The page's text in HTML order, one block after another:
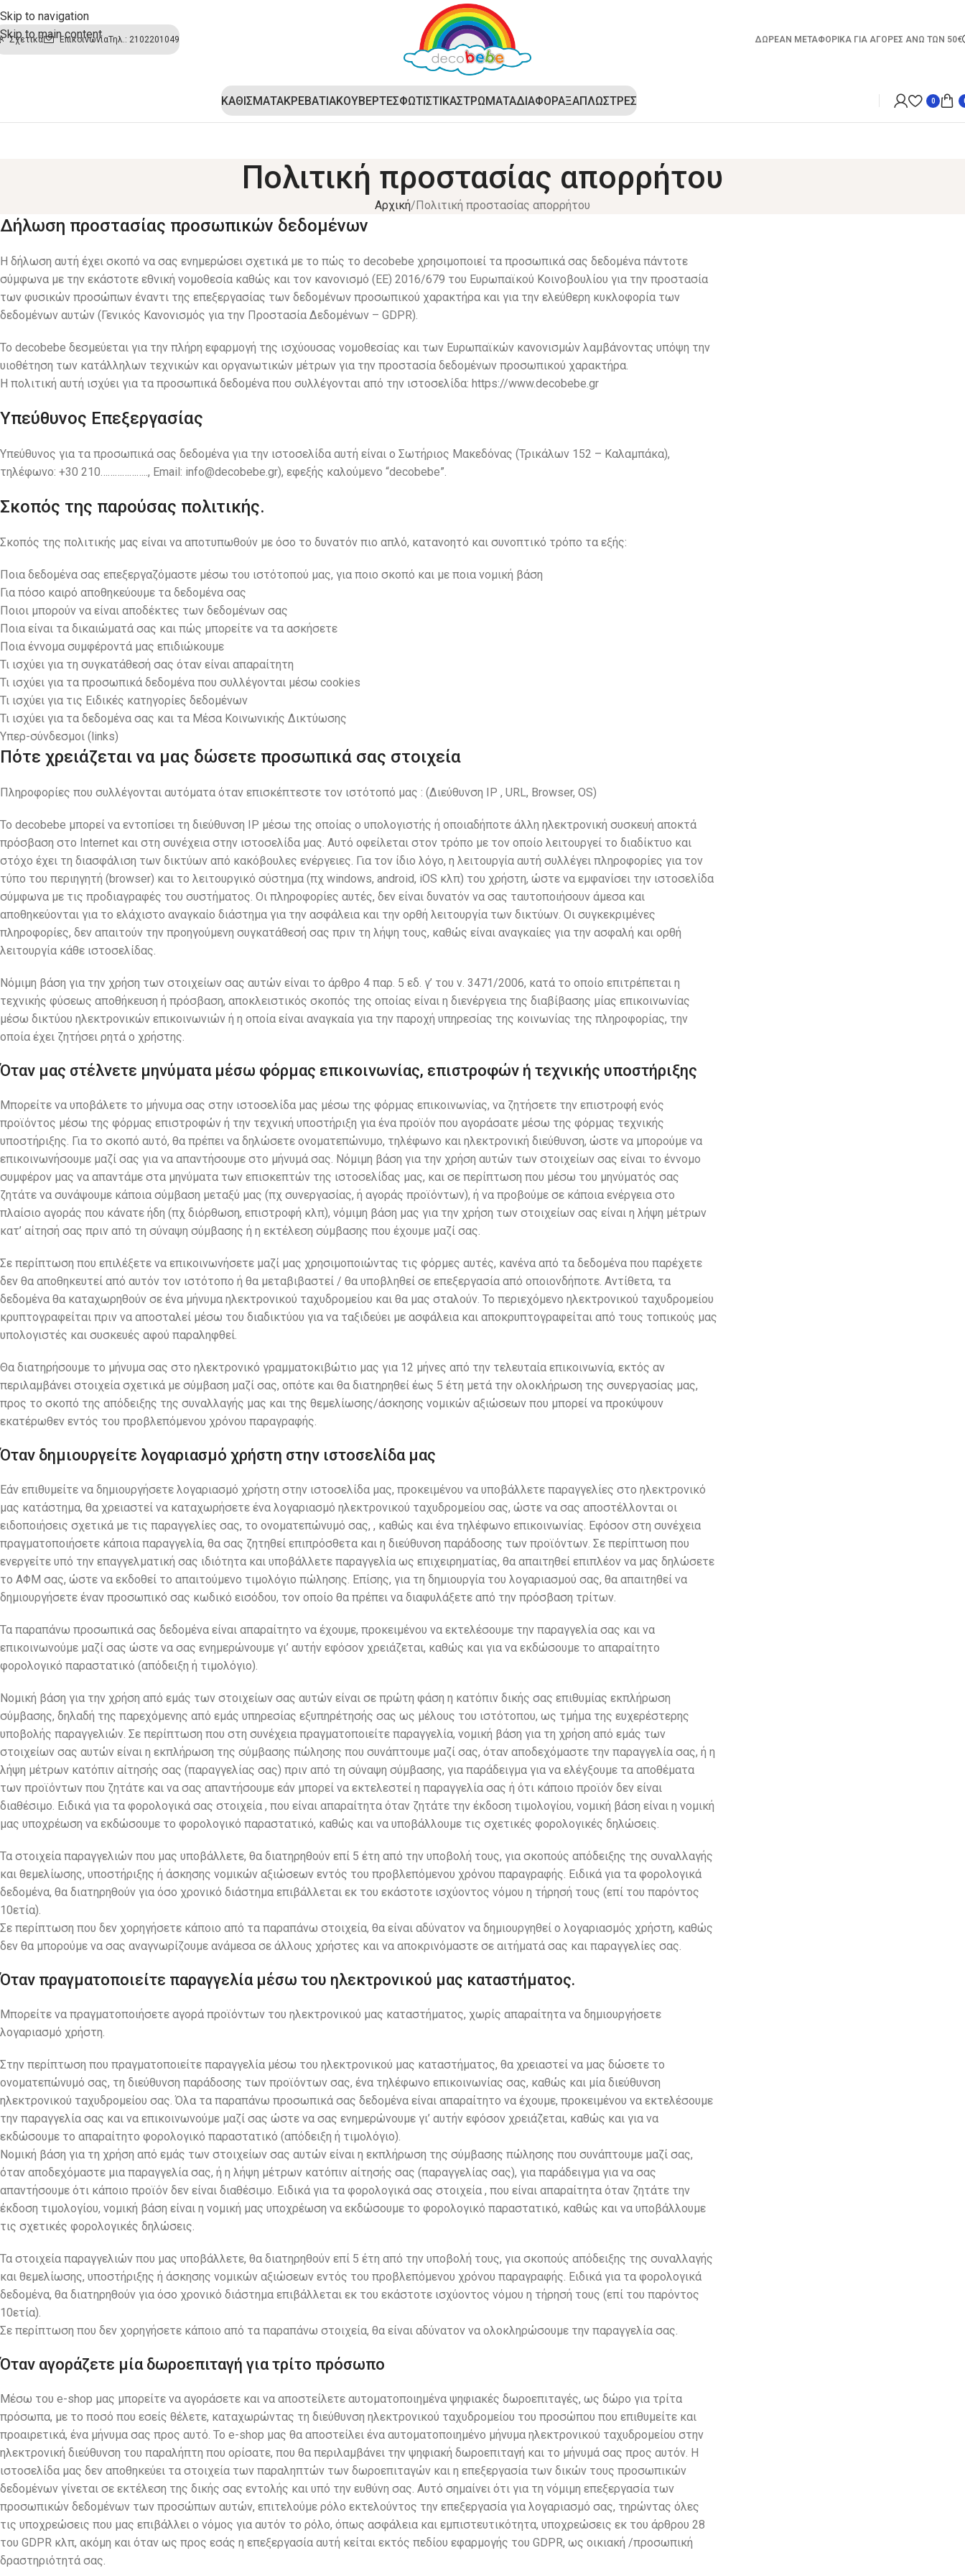
Skip to navigation
Skip to main content
Σχετικά ΕπικοινωνίαΤηλ.: 2102201049 ΔΩΡΕΑΝ ΜΕΤΑΦΟΡΙΚΑ ΓΙΑ ΑΓΟΡΕΣ ΑΝΩ ΤΩΝ 50€
ΚΑΘΙΣΜΑΤΑΚΡΕΒΑΤΙΑΚΟΥΒΕΡΤΕΣΦΩΤΙΣΤΙΚΑΣΤΡΩΜΑΤΑΔΙΑΦΟΡΑΞΑΠΛΩΣΤΡΕΣ 0
Πολιτική προστασίας απορρήτου
Αρχική Πολιτική προστασίας απορρήτου
Δήλωση προστασίας προσωπικών δεδομένων
Η δήλωση αυτή έχει σκοπό να σας ενημερώσει σχετικά με το πώς το decobebe χρησιμοποιεί τα προσωπικά σας δεδομένα πάντοτε
σύμφωνα με την εκάστοτε εθνική νομοθεσία καθώς και τον κανονισμό (ΕΕ) 2016/679 του Ευρωπαϊκού Κοινοβουλίου για την προστασία
των φυσικών προσώπων έναντι της επεξεργασίας των δεδομένων προσωπικού χαρακτήρα και για την ελεύθερη κυκλοφορία των
δεδομένων αυτών (Γενικός Κανονισμός για την Προστασία Δεδομένων – GDPR).
Το decobebe δεσμεύεται για την πλήρη εφαρμογή της ισχύουσας νομοθεσίας και των Ευρωπαϊκών κανονισμών λαμβάνοντας υπόψη την
υιοθέτηση των κατάλληλων τεχνικών και οργανωτικών μέτρων για την προστασία δεδομένων προσωπικού χαρακτήρα.
Η πολιτική αυτή ισχύει για τα προσωπικά δεδομένα που συλλέγονται από την ιστοσελίδα: https://www.decobebe.gr
Υπεύθυνος Επεξεργασίας
Υπεύθυνος για τα προσωπικά σας δεδομένα για την ιστοσελίδα αυτή είναι ο Σωτήριος Μακεδόνας (Τρικάλων 152 – Καλαμπάκα),
τηλέφωνο: +30 210……………….., Email: info@decobebe.gr), εφεξής καλούμενο “decobebe”.
Σκοπός της παρούσας πολιτικής.
Σκοπός της πολιτικής μας είναι να αποτυπωθούν με όσο το δυνατόν πιο απλό, κατανοητό και συνοπτικό τρόπο τα εξής:
Ποια δεδομένα σας επεξεργαζόμαστε μέσω του ιστότοπού μας, για ποιο σκοπό και με ποια νομική βάση
Για πόσο καιρό αποθηκεύουμε τα δεδομένα σας
Ποιοι μπορούν να είναι αποδέκτες των δεδομένων σας
Ποια είναι τα δικαιώματά σας και πώς μπορείτε να τα ασκήσετε
Ποια έννομα συμφέροντά μας επιδιώκουμε
Τι ισχύει για τη συγκατάθεσή σας όταν είναι απαραίτητη
Τι ισχύει για τα προσωπικά δεδομένα που συλλέγονται μέσω cookies
Τι ισχύει για τις Ειδικές κατηγορίες δεδομένων
Τι ισχύει για τα δεδομένα σας και τα Μέσα Κοινωνικής Δικτύωσης
Υπερ-σύνδεσμοι (links)
Πότε χρειάζεται να μας δώσετε προσωπικά σας στοιχεία
Πληροφορίες που συλλέγονται αυτόματα όταν επισκέπτεστε τον ιστότοπό μας : (Διεύθυνση IP , URL, Browser, OS)
Το decobebe μπορεί να εντοπίσει τη διεύθυνση IP μέσω της οποίας ο υπολογιστής ή οποιαδήποτε άλλη ηλεκτρονική συσκευή αποκτά
πρόσβαση στο Internet και στη συνέχεια στην ιστοσελίδα μας. Αυτό οφείλεται στον τρόπο με τον οποίο λειτουργεί το διαδίκτυο και
στόχο έχει τη διασφάλιση των δικτύων από κακόβουλες ενέργειες. Για τον ίδιο λόγο, η λειτουργία αυτή συλλέγει πληροφορίες για τον
τύπο του περιηγητή (browser) και το λειτουργικό σύστημα (πχ windows, android, iOS κλπ) του χρήστη, ώστε να εμφανίσει την ιστοσελίδα
σύμφωνα με τις προδιαγραφές του συστήματος. Οι πληροφορίες αυτές, δεν είναι δυνατόν να σας ταυτοποιήσουν άμεσα και
αποθηκεύονται για το ελάχιστο αναγκαίο διάστημα για την ασφάλεια και την ορθή λειτουργία των δικτύων. Οι συγκεκριμένες
πληροφορίες, δεν απαιτούν την προηγούμενη συγκατάθεσή σας πριν τη λήψη τους, καθώς είναι αναγκαίες για την ασφαλή και ορθή
λειτουργία κάθε ιστοσελίδας.
Νόμιμη βάση για την χρήση των στοιχείων σας αυτών είναι το άρθρο 4 παρ. 5 εδ. γ’ του ν. 3471/2006, κατά το οποίο επιτρέπεται η
τεχνικής φύσεως αποθήκευση ή πρόσβαση, αποκλειστικός σκοπός της οποίας είναι η διενέργεια της διαβίβασης µίας επικοινωνίας
µέσω δικτύου ηλεκτρονικών επικοινωνιών ή η οποία είναι αναγκαία για την παροχή υπηρεσίας της κοινωνίας της πληροφορίας, την
οποία έχει ζητήσει ρητά ο χρήστης.
Όταν μας στέλνετε μηνύματα μέσω φόρμας επικοινωνίας, επιστροφών ή τεχνικής υποστήριξης
Μπορείτε να υποβάλετε το μήνυμα σας στην ιστοσελίδα μας μέσω της φόρμας επικοινωνίας, να ζητήσετε την επιστροφή ενός
προϊόντος μέσω της φόρμας επιστροφών ή την τεχνική υποστήριξη για ένα προϊόν που αγοράσατε μέσω της φόρμας τεχνικής
υποστήριξης. Για το σκοπό αυτό, θα πρέπει να δηλώσετε ονοματεπώνυμο, τηλέφωνο και ηλεκτρονική διεύθυνση, ώστε να μπορούμε να
επικοινωνήσουμε μαζί σας για να απαντήσουμε στο μήνυμά σας. Νόμιμη βάση για την χρήση αυτών των στοιχείων σας είναι το έννομο
συμφέρον μας να απαντάμε στα μηνύματα των επισκεπτών της ιστοσελίδας μας, και σε περίπτωση που μέσω του μηνύματός σας
ζητάτε να συνάψουμε κάποια σύμβαση μεταξύ μας (πχ συνεργασίας, ή αγοράς προϊόντων), ή να προβούμε σε κάποια ενέργεια στο
πλαίσιο αγοράς που κάνατε ήδη (πχ διόρθωση, επιστροφή κλπ), νόμιμη βάση μας για την χρήση των στοιχείων σας είναι η λήψη μέτρων
κατ’ αίτησή σας πριν από τη σύναψη σύμβασης ή η εκτέλεση σύμβασης που έχουμε μαζί σας.
Σε περίπτωση που επιλέξετε να επικοινωνήσετε μαζί μας χρησιμοποιώντας τις φόρμες αυτές, κανένα από τα δεδομένα που παρέχετε
δεν θα αποθηκευτεί από αυτόν τον ιστότοπο ή θα μεταβιβαστεί / θα υποβληθεί σε επεξεργασία από οποιονδήποτε. Αντίθετα, τα
δεδομένα θα καταχωρηθούν σε ένα μήνυμα ηλεκτρονικού ταχυδρομείου και θα μας σταλούν. Το περιεχόμενο ηλεκτρονικού ταχυδρομείου
κρυπτογραφείται πριν να αποσταλεί μέσω του διαδικτύου για να ταξιδεύει με ασφάλεια και αποκρυπτογραφείται από τους τοπικούς μας
υπολογιστές και συσκευές αφού παραληφθεί.
Θα διατηρήσουμε το μήνυμα σας στο ηλεκτρονικό γραμματοκιβώτιο μας για 12 μήνες από την τελευταία επικοινωνία, εκτός αν
περιλαμβάνει στοιχεία σχετικά με σύμβαση μαζί σας, οπότε και θα διατηρηθεί έως 5 έτη μετά την ολοκλήρωση της συνεργασίας μας,
προς το σκοπό της απόδειξης της συναλλαγής μας και της θεμελίωσης/άσκησης νομικών αξιώσεων που μπορεί να προκύψουν
εκατέρωθεν εντός του προβλεπόμενου χρόνου παραγραφής.
Όταν δημιουργείτε λογαριασμό χρήστη στην ιστοσελίδα μας
Εάν επιθυμείτε να δημιουργήσετε λογαριασμό χρήστη στην ιστοσελίδα μας, προκειμένου να υποβάλλετε παραγγελίες στο ηλεκτρονικό
μας κατάστημα, θα χρειαστεί να καταχωρήσετε ένα λογαριασμό ηλεκτρονικού ταχυδρομείου σας, ώστε να σας αποστέλλονται οι
ειδοποιήσεις σχετικά με τις παραγγελίες σας, το ονοματεπώνυμό σας, , καθώς και ένα τηλέφωνο επικοινωνίας. Εφόσον στη συνέχεια
πραγματοποιήσετε κάποια παραγγελία, θα σας ζητηθεί επιπρόσθετα και η διεύθυνση παράδοσης των προϊόντων. Σε περίπτωση που
ενεργείτε υπό την επαγγελματική σας ιδιότητα και υποβάλλετε παραγγελία ως επιχειρηματίας, θα απαιτηθεί επιπλέον να μας δηλώσετε
το ΑΦΜ σας, ώστε να εκδοθεί το απαιτούμενο τιμολόγιο πώλησης. Επίσης, για τη δημιουργία του λογαριασμού σας, θα απαιτηθεί να
δημιουργήσετε έναν προσωπικό σας κωδικό εισόδου, τον οποίο θα πρέπει να διαφυλάξετε από την πρόσβαση τρίτων.
Τα παραπάνω προσωπικά σας δεδομένα είναι απαραίτητο να έχουμε, προκειμένου να εκτελέσουμε την παραγγελία σας και να
επικοινωνούμε μαζί σας ώστε να σας ενημερώνουμε γι’ αυτήν εφόσον χρειάζεται, καθώς και για να εκδώσουμε το απαραίτητο
φορολογικό παραστατικό (απόδειξη ή τιμολόγιο).
Νομική βάση για την χρήση από εμάς των στοιχείων σας αυτών είναι σε πρώτη φάση η κατόπιν δικής σας επιθυμίας εκπλήρωση
σύμβασης, δηλαδή της παρεχόμενης από εμάς υπηρεσίας εξυπηρέτησής σας ως μέλους του ιστότοπου, ως τμήμα της ευχερέστερης
υποβολής παραγγελιών. Σε περίπτωση που στη συνέχεια πραγματοποιείτε παραγγελία, νομική βάση για τη χρήση από εμάς των
στοιχείων σας αυτών είναι η εκπλήρωση της σύμβασης πώλησης που συνάπτουμε μαζί σας, όταν αποδεχόμαστε την παραγγελία σας, ή η
λήψη μέτρων κατόπιν αίτησής σας (παραγγελίας σας) πριν από τη σύναψη σύμβασης, για παράδειγμα για να ελέγξουμε τα αποθέματα
των προϊόντων που ζητάτε και να σας απαντήσουμε εάν μπορεί να εκτελεστεί η παραγγελία σας ή ότι κάποιο προϊόν δεν είναι
διαθέσιμο. Ειδικά για τα φορολογικά σας στοιχεία , που είναι απαραίτητα όταν ζητάτε την έκδοση τιμολογίου, νομική βάση είναι η νομική
μας υποχρέωση να εκδώσουμε το φορολογικό παραστατικό, καθώς και να υποβάλλουμε τις σχετικές φορολογικές δηλώσεις.
Τα στοιχεία παραγγελιών που μας υποβάλλετε, θα διατηρηθούν επί 5 έτη από την υποβολή τους, για σκοπούς απόδειξης της συναλλαγής
και θεμελίωσης, υποστήριξης ή άσκησης νομικών αξιώσεων εντός του προβλεπόμενου χρόνου παραγραφής. Ειδικά για τα φορολογικά
δεδομένα, θα διατηρηθούν για όσο χρονικό διάστημα επιβάλλεται εκ του εκάστοτε ισχύοντος νόμου η τήρησή τους (επί του παρόντος
10ετία).
Σε περίπτωση που δεν χορηγήσετε κάποιο από τα παραπάνω στοιχεία, θα είναι αδύνατον να δημιουργηθεί ο λογαριασμός χρήστη, καθώς
δεν θα μπορούμε να σας αναγνωρίζουμε ανάμεσα σε άλλους χρήστες και να αποκρινόμαστε σε αιτήματά σας και παραγγελίες σας.
Όταν πραγματοποιείτε παραγγελία μέσω του ηλεκτρονικού μας καταστήματος.
Μπορείτε να πραγματοποιήσετε αγορά προϊόντων του ηλεκτρονικού μας καταστήματος, χωρίς απαραίτητα να δημιουργήσετε
λογαριασμό χρήστη.
Στην περίπτωση που πραγματοποιείτε παραγγελία μέσω του ηλεκτρονικού μας καταστήματος, θα χρειαστεί να μας δώσετε το
ονοματεπώνυμό σας, τη διεύθυνση παράδοσης των προϊόντων σας, ένα τηλέφωνο επικοινωνίας σας, καθώς και μία διεύθυνση
ηλεκτρονικού ταχυδρομείου σας. Όλα τα παραπάνω προσωπικά σας δεδομένα είναι απαραίτητο να έχουμε, προκειμένου να εκτελέσουμε
την παραγγελία σας και να επικοινωνούμε μαζί σας ώστε να σας ενημερώνουμε γι’ αυτήν εφόσον χρειάζεται, καθώς και για να
εκδώσουμε το απαραίτητο φορολογικό παραστατικό (απόδειξη ή τιμολόγιο).
Νομική βάση για τη χρήση από εμάς των στοιχείων σας αυτών είναι η εκπλήρωση της σύμβασης πώλησης που συνάπτουμε μαζί σας,
όταν αποδεχόμαστε μια παραγγελία σας, ή η λήψη μέτρων κατόπιν αίτησής σας (παραγγελίας σας), για παράδειγμα για να σας
απαντήσουμε ότι κάποιο προϊόν δεν είναι διαθέσιμο. Ειδικά για τα φορολογικά σας στοιχεία , που είναι απαραίτητα όταν ζητάτε την
έκδοση τιμολογίου, νομική βάση είναι η νομική μας υποχρέωση να εκδώσουμε το φορολογικό παραστατικό, καθώς και να υποβάλλουμε
τις σχετικές φορολογικές δηλώσεις.
Τα στοιχεία παραγγελιών που μας υποβάλλετε, θα διατηρηθούν επί 5 έτη από την υποβολή τους, για σκοπούς απόδειξης της συναλλαγής
και θεμελίωσης, υποστήριξης ή άσκησης νομικών αξιώσεων εντός του προβλεπόμενου χρόνου παραγραφής. Ειδικά για τα φορολογικά
δεδομένα, θα διατηρηθούν για όσο χρονικό διάστημα επιβάλλεται εκ του εκάστοτε ισχύοντος νόμου η τήρησή τους (επί του παρόντος
10ετία).
Σε περίπτωση που δεν χορηγήσετε κάποιο από τα παραπάνω στοιχεία, θα είναι αδύνατον να ολοκληρώσουμε την παραγγελία σας.
Όταν αγοράζετε μία δωροεπιταγή για τρίτο πρόσωπο
Μέσω του e-shop μας μπορείτε να αγοράσετε και να αποστείλετε αυτοματοποιημένα ψηφιακές δωροεπιταγές, ως δώρο για τρίτα
πρόσωπα, με το ποσό που εσείς θέλετε, καταχωρώντας τη διεύθυνση ηλεκτρονικού ταχυδρομείου του προσώπου που επιθυμείτε και
προαιρετικά, ένα μήνυμα σας προς αυτό. Το e-shop μας θα αποστείλει ένα αυτοματοποιημένο μήνυμα ηλεκτρονικού ταχυδρομείου στην
ηλεκτρονική διεύθυνση του παραλήπτη που ορίσατε, που θα περιλαμβάνει την ψηφιακή δωροεπιταγή και το μήνυμά σας προς αυτόν. Η
ιστοσελίδα μας δεν αποθηκεύει τα στοιχεία των παραληπτών των δωροεπιταγών και η επεξεργασία των δικών τους προσωπικών
δεδομένων γίνεται σε εκτέλεση της δικής σας εντολής και υπό την ευθύνη σας. Αυτό σημαίνει ότι για τη νόμιμη επεξεργασία των
προσωπικών δεδομένων των προσώπων αυτών, επιτελούμε ρόλο εκτελούντος την επεξεργασία για λογαριασμό σας, τηρώντας όλες
τις υποχρεώσεις που μας επιβάλλει ο νόμος για αυτόν το ρόλο, όπως ασφάλεια και εμπιστευτικότητα, υποχρεώσεις εκ του άρθρου 28
του GDPR κλπ, ακόμη και όταν ως προς εσάς η επεξεργασία αυτή κείται εκτός πεδίου εφαρμογής του GDPR, ως οικιακή /προσωπική
δραστηριότητά σας.